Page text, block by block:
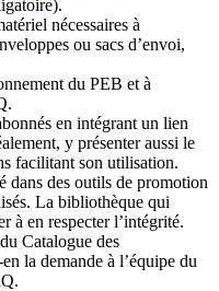
nécessaires à
ou sacs d’envoi,
du PEB et à
en intégrant un lien
y présenter aussi le
facilitant son utilisation.
des outils de promotion
La bibliothèque qui
à en respecter l’intégrité.
Catalogue des
la demande à l’équipe du